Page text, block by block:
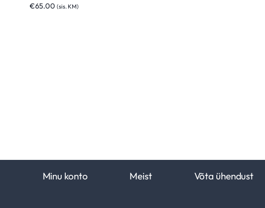
€65.00 (sis. KM)
Minu konto Meist Võta ühendust